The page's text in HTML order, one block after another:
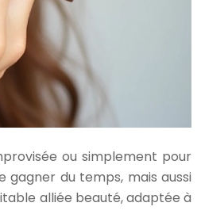
ou simplement pour
du temps, mais aussi
alliée beauté, adaptée à